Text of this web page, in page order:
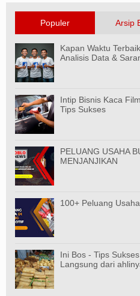
Populer Arsip
Kapan Waktu
Analisis Data &
Intip Bisnis Kaca
Tips Sukses
PELUANG USAHA
MENJANJIKAN
100+ Peluang
Ini Bos - Tips
Langsung dari